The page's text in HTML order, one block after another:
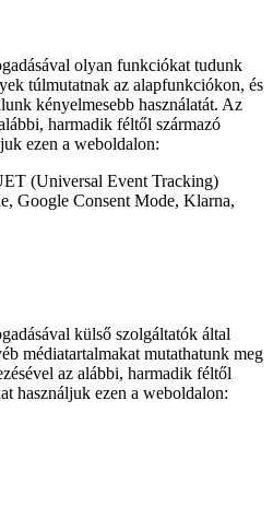
olyan funkciókat tudunk
túlmutatnak az alapfunkciókon, és
kényelmesebb használatát. Az
harmadik féltől származó
ezen a weboldalon:
(Universal Event Tracking)
Google Consent Mode, Klarna,
külső szolgáltatók által
médiatartalmakat mutathatunk meg
az alábbi, harmadik féltől
használjuk ezen a weboldalon: